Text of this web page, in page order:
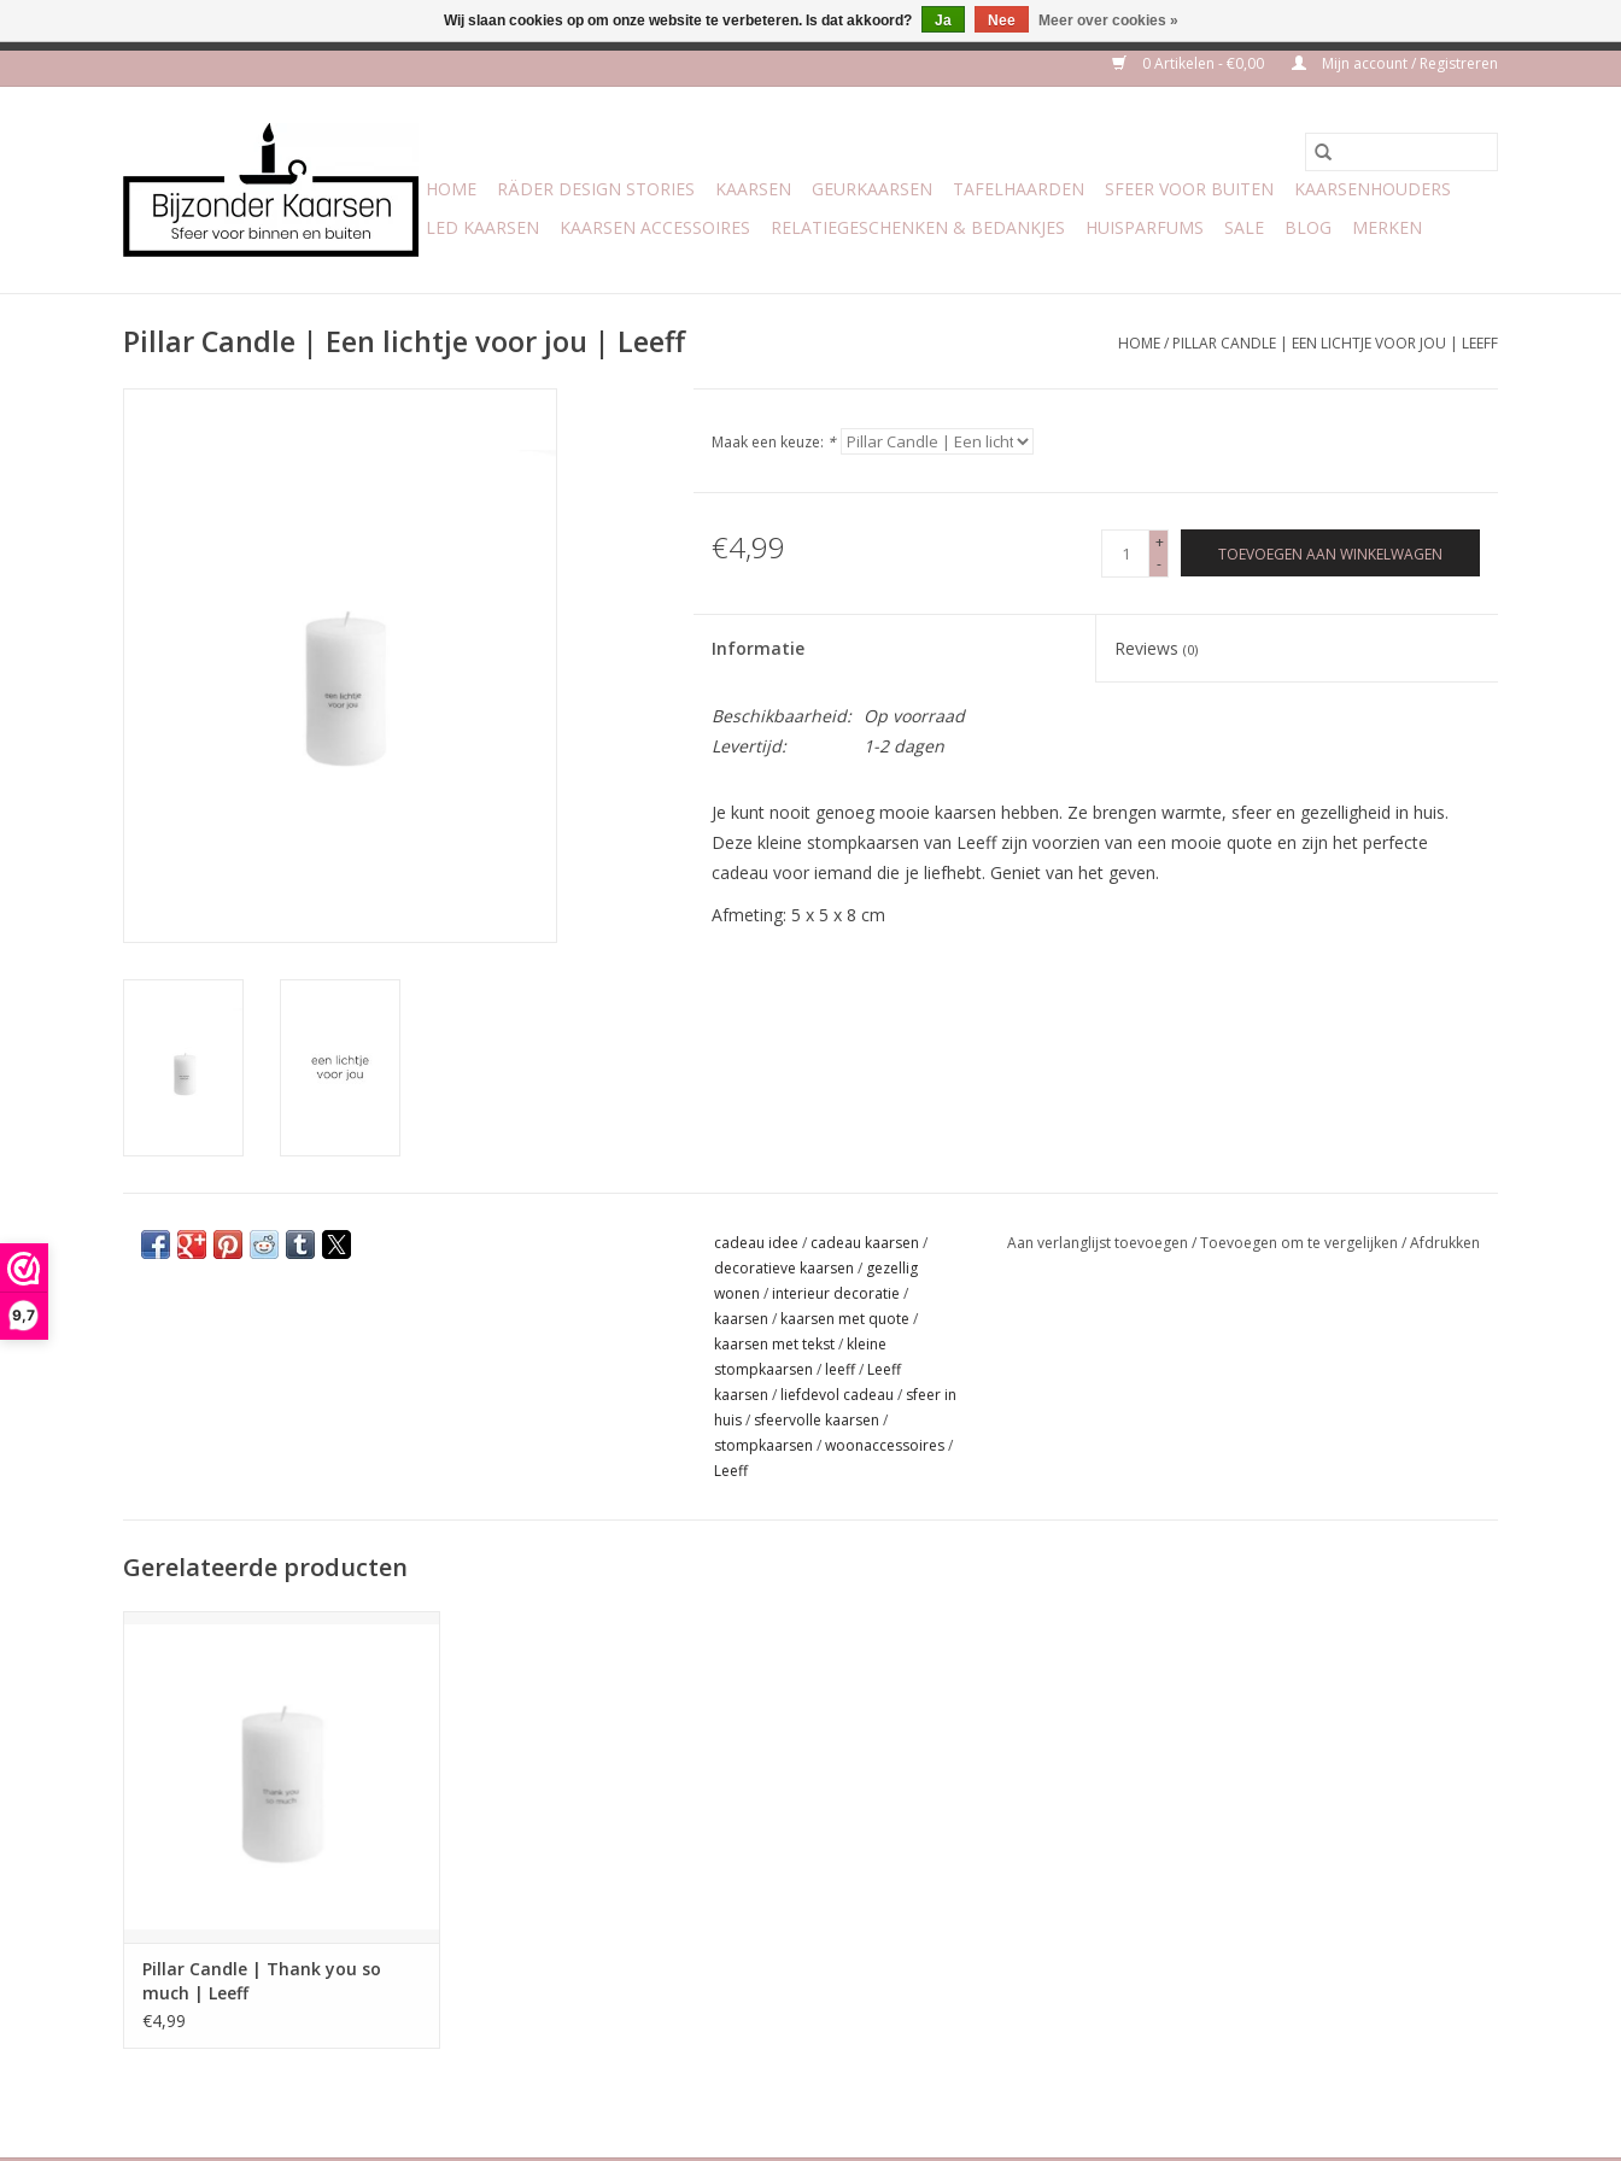
9,7
0 Artikelen - €0,00 Mijn account / Registreren
HOME RÄDER DESIGN STORIES KAARSEN GEURKAARSEN TAFELHAARDEN SFEER VOOR BUITEN
KAARSENHOUDERS
LED KAARSEN
KAARSEN ACCESSOIRES RELATIEGESCHENKEN & BEDANKJES HUISPARFUMS SALE BLOG MERKEN
Pillar Candle | Een lichtje voor jou | Leeff HOME/ PILLAR CANDLE | EEN LICHTJE VOOR JOU | LEEFF
Maak een keuze: *
€4,99
+
-
TOEVOEGEN AAN WINKELWAGEN
Informatie Reviews(0)
Beschikbaarheid:
Op voorraad
Levertijd:
1-2 dagen
Je kunt nooit genoeg mooie kaarsen hebben. Ze brengen warmte, sfeer en gezelligheid in huis.
Deze kleine stompkaarsen van Leeff zijn voorzien van een mooie quote en zijn het perfecte
cadeau voor iemand die je liefhebt. Geniet van het geven.
Afmeting: 5 x 5 x 8 cm
cadeau idee / cadeau kaarsen /
decoratieve kaarsen / gezellig
wonen / interieur decoratie /
kaarsen / kaarsen met quote /
kaarsen met tekst/ kleine
stompkaarsen / leeff/ Leeff
kaarsen / liefdevol cadeau / sfeer in
huis/ sfeervolle kaarsen /
stompkaarsen /woonaccessoires/
Leeff
Aan verlanglijst toevoegen /Toevoegen om te vergelijken /Afdrukken
Gerelateerde producten
Pillar Candle | Thank you so
much | Leeff
€4,99
Wij slaan cookies op om onze website te verbeteren. Is dat akkoord? Ja Nee Meer over cookies »
Afhalen is mogelijk bij Trotz Woon & Cadeau | Belvederelaan 107 Zwolle | boven de 70 euro geen verzendkosten